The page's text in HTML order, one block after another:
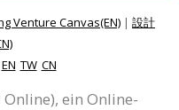
Venture Canvas(EN) | 設計
EN TW CN
ein Online-